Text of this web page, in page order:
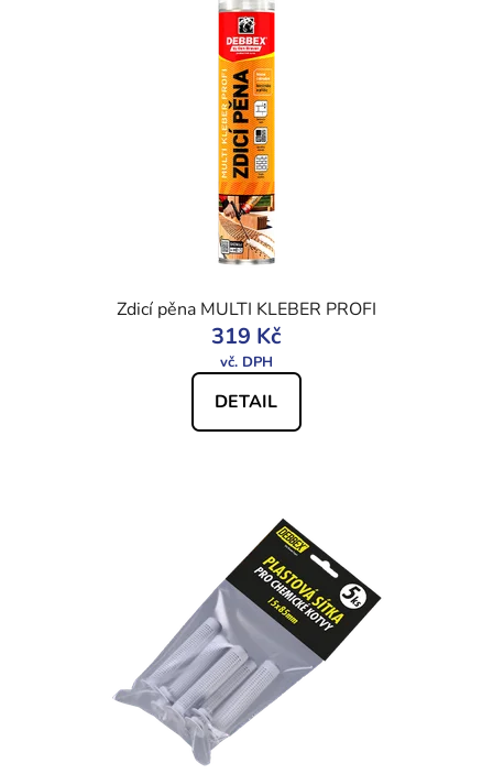
Zdicí pěna MULTI KLEBER PROFI
319 Kč
DETAIL